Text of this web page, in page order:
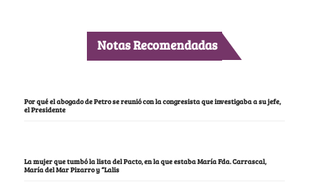
Notas Recomendadas
Por qué el abogado de Petro se reunió con la congresista que investigaba a su jefe,
el Presidente
La mujer que tumbó la lista del Pacto, en la que estaba María Fda. Carrascal,
María del Mar Pizarro y “Lalis